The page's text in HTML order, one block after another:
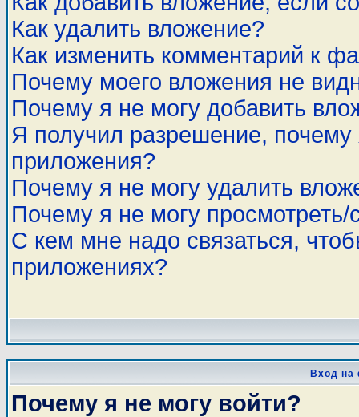
Как удалить вложение?
Как изменить комментарий к
Почему моего вложения не
Почему я не могу добавить
Я получил разрешение,
приложения?
Почему я не могу удалить
Почему я не могу просмотреть/
С кем мне надо связаться,
приложениях?
Вход на
Почему я не могу войти?